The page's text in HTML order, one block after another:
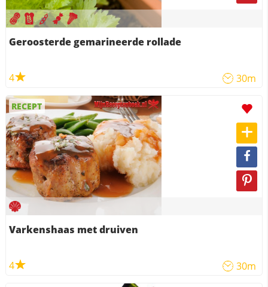
Geroosterde gemarineerde rollade
4 30m
RECEPT
Varkenshaas met druiven
4 30m